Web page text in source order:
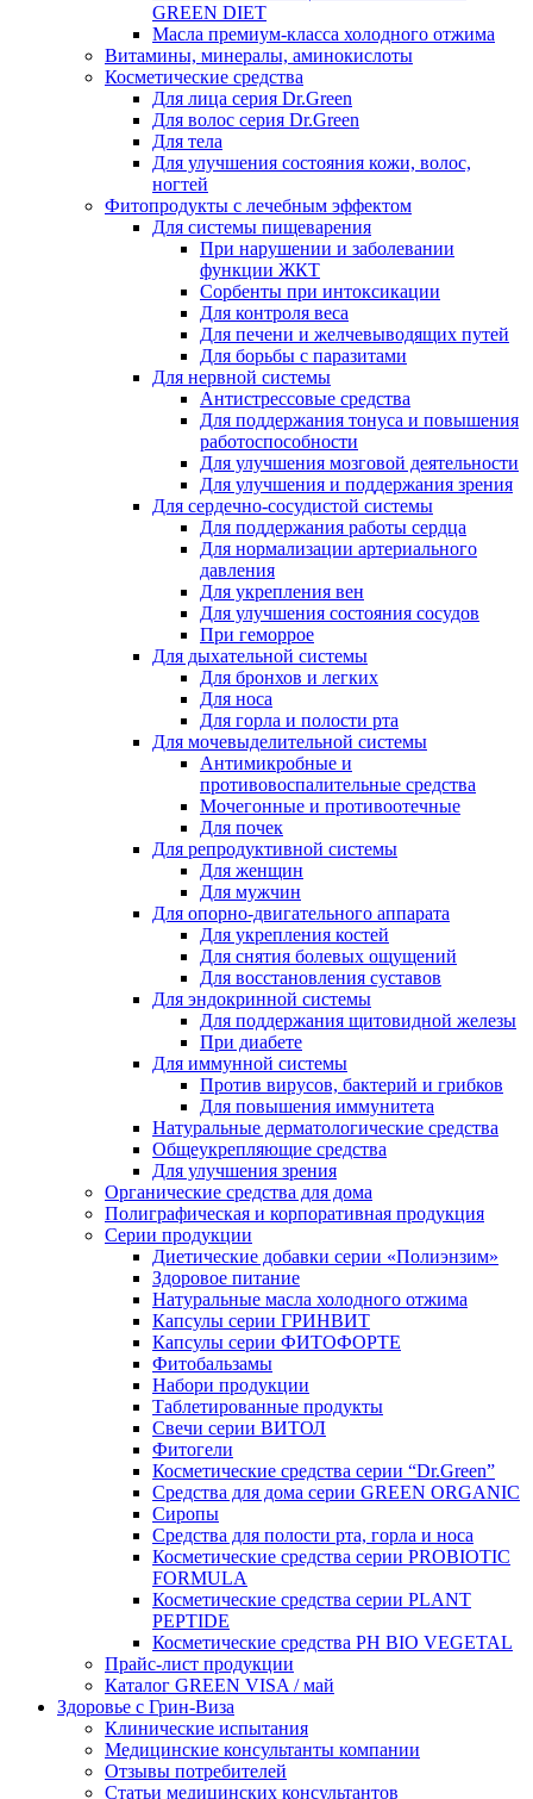
GREEN DIET
Масла премиум-класса холодного отжима
Витамины, минералы, аминокислоты
Косметические средства
Для лица серия Dr.Green
Для волос серия Dr.Green
Для тела
Для улучшения состояния кожи, волос,
ногтей
Фитопродукты с лечебным эффектом
Для системы пищеварения
При нарушении и заболевании
функции ЖКТ
Сорбенты при интоксикации
Для контроля веса
Для печени и желчевыводящих путей
Для борьбы с паразитами
Для нервной системы
Антистрессовые средства
Для поддержания тонуса и повышения
работоспособности
Для улучшения мозговой деятельности
Для улучшения и поддержания зрения
Для сердечно-сосудистой системы
Для поддержания работы сердца
Для нормализации артериального
давления
Для укрепления вен
Для улучшения состояния сосудов
При геморрое
Для дыхательной системы
Для бронхов и легких
Для носа
Для горла и полости рта
Для мочевыделительной системы
Антимикробные и
противовоспалительные средства
Мочегонные и противоотечные
Для почек
Для репродуктивной системы
Для женщин
Для мужчин
Для опорно-двигательного аппарата
Для укрепления костей
Для снятия болевых ощущений
Для восстановления суставов
Для эндокринной системы
Для поддержания щитовидной железы
При диабете
Для иммунной системы
Против вирусов, бактерий и грибков
Для повышения иммунитета
Натуральные дерматологические средства
Общеукрепляющие средства
Для улучшения зрения
Органические средства для дома
Полиграфическая и корпоративная продукция
Серии продукции
Диетические добавки серии «Полиэнзим»
Здоровое питание
Натуральные масла холодного отжима
Капсулы серии ГРИНВИТ
Капсулы серии ФИТОФОРТЕ
Фитобальзамы
Набори продукции
Таблетированные продукты
Свечи серии ВИТОЛ
Фитогели
Косметические средства серии “Dr.Green”
Средства для дома серии GREEN ORGANIC
Сиропы
Средства для полости рта, горла и носа
Косметические средства серии PROBIOTIC
FORMULA
Косметические средства серии PLANT
PEPTIDE
Косметические средства PH BIO VEGETAL
Прайс-лист продукции
Каталог GREEN VISA / май
Здоровье с Грин-Виза
Клинические испытания
Медицинские консультанты компании
Отзывы потребителей
Статьи медицинских консультантов